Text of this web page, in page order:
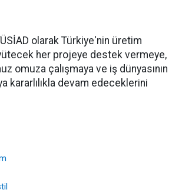
olarak Türkiye'nin üretim
her projeye destek vermeye,
omuza çalışmaya ve iş dünyasının
kararlılıkla devam edeceklerini